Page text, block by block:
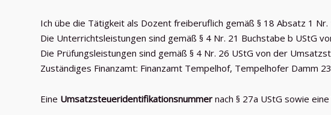
Ich übe die Tätigkeit als Dozent freiberuflich gemäß § 18 Absatz 1 Nr.
Die Unterrichtsleistungen sind gemäß § 4 Nr. 21 Buchstabe b UStG
Die Prüfungsleistungen sind gemäß § 4 Nr. 26 UStG von der
Zuständiges Finanzamt: Finanzamt Tempelhof, Tempelhofer Damm
Eine Umsatzsteueridentifikationsnummernach § 27a UStG sowie